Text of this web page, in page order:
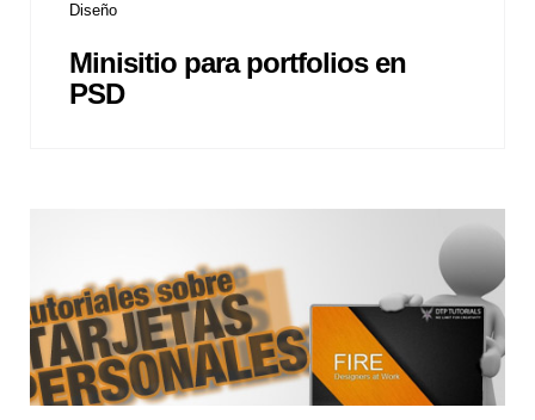
Diseño
Minisitio para portfolios en
PSD